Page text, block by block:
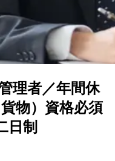
理者／年間休
物）資格必須
日制